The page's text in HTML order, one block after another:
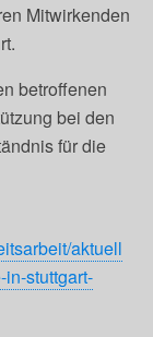
Mitwirkenden
betroffenen
bei den
für die
aktuell
stuttgart-